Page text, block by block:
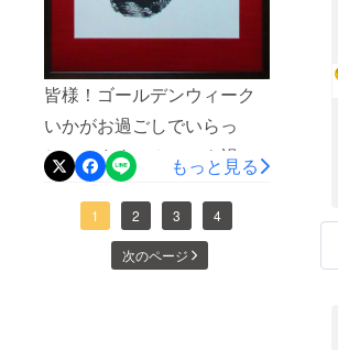
皆様！ゴールデンウィーク
いかがお過ごしでいらっ
しゃいますか？コロナ禍で
非常に生活しずらい状況
で、ありますが、この苦難
を乗り越えるために、笑顔
もっと見る
1 2 3 4
次のページ